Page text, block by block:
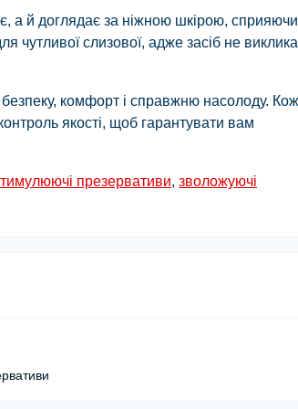
а й доглядає за ніжною шкірою, сприяючи
слизової, адже засіб не
комфорт і справжню насолоду.
якості, щоб гарантувати вам
презервативи, зволожуючі